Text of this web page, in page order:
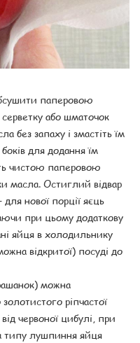
паперовою
або шматочок
без запаху і змастіть їм
для додання їм
чистою паперовою
масла. Остиглий відвар
нової порції яєць
при цьому додаткову
яйця в холодильнику
відкритої) посуді до
можна
ріпчастої
червоної цибулі, при
типу лушпиння яйця